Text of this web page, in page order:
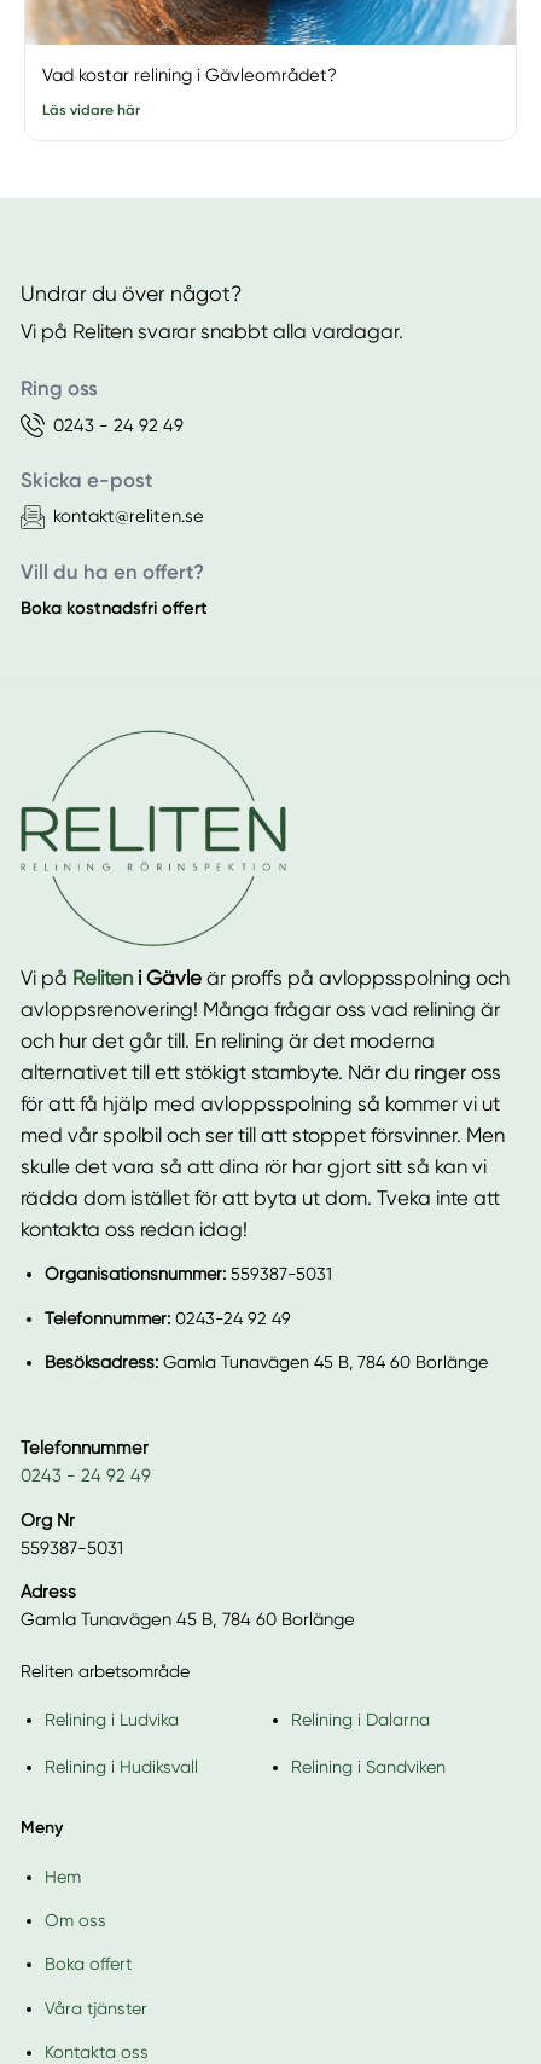
Vad kostar relining i Gävleområdet?
Läs vidare här
Undrar du över något?
Vi på Reliten svarar snabbt alla vardagar.
Ring oss
0243 - 24 92 49
Skicka e-post
kontakt@reliten.se
Vill du ha en offert?
Boka kostnadsfri offert
Vi på Reliteni Gävleär proffs på avloppsspolning och
avloppsrenovering! Många frågar oss vad relining är
och hur det går till. En relining är det moderna
alternativet till ett stökigt stambyte. När du ringer oss
för att få hjälp med avloppsspolning så kommer vi ut
med vår spolbil och ser till att stoppet försvinner. Men
skulle det vara så att dina rör har gjort sitt så kan vi
rädda dom istället för att byta ut dom. Tveka inte att
kontakta oss redan idag!
Organisationsnummer: 559387-5031
Telefonnummer: 0243-24 92 49
Besöksadress: Gamla Tunavägen 45 B, 784 60 Borlänge
Telefonnummer
0243 - 24 92 49
Org Nr
559387-5031
Adress
Gamla Tunavägen 45 B, 784 60 Borlänge
Reliten arbetsområde
Relining i Ludvika Relining i Dalarna
Relining i Hudiksvall Relining i Sandviken
Meny
Hem
Om oss
Boka offert
Våra tjänster
Kontakta oss